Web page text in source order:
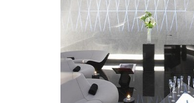
Do you own
OK